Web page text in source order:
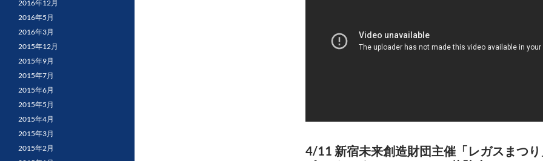
4/11 新宿未来創造財団主催「レガスまつ
2016年12月
2016年5月
2016年3月
2015年12月
2015年9月
2015年7月
2015年6月
2015年5月
2015年4月
2015年3月
2015年2月